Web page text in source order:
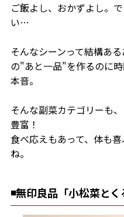
ご飯よし、おかずよし。
い…
そんなシーンって結構あ
の"あと一品"を作るのに
本音。
そんな副菜カテゴリーも
豊富！
食べ応えもあって、体も
ね。
◾️無印良品「小松菜とく